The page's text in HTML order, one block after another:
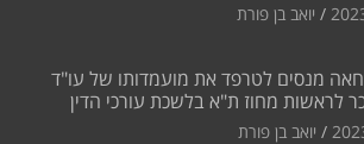
יואב בן פורת
מנסים לטרפד את מועמדותו של עו"ד
לראשות מחוז ת"א בלשכת עורכי הדין
יואב בן פורת